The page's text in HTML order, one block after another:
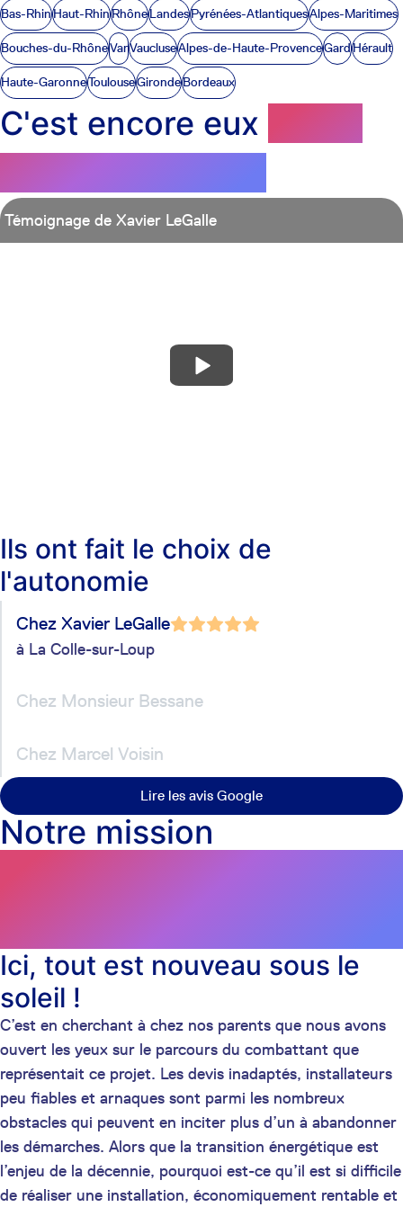
Bas-RhinHaut-RhinRhôneLandesPyrénées-AtlantiquesAlpes-Maritimes
Bouches-du-RhôneVarVaucluseAlpes-de-Haute-ProvenceGardHérault
Haute-GaronneToulouseGirondeBordeaux
C'est encore eux
Ils ont fait le choix de
l'autonomie
Chez Xavier LeGalle
à La Colle-sur-Loup
Chez Monsieur Bessane
Chez Marcel Voisin
Lire les avis Google
Témoignage de Xavier LeGalle
Notre mission
Ici, tout est nouveau sous le
soleil !
C’est en cherchant à chez nos parents que nous avons
ouvert les yeux sur le parcours du combattant que
représentait ce projet. Les devis inadaptés, installateurs
peu fiables et arnaques sont parmi les nombreux
obstacles qui peuvent en inciter plus d’un à abandonner
les démarches. Alors que la transition énergétique est
l’enjeu de la décennie, pourquoi est-ce qu’il est si difficile
de réaliser une installation, économiquement rentable et